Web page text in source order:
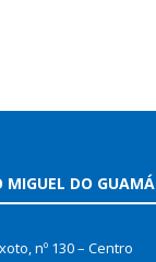
MIGUEL DO GUAMÁ
nº 130 – Centro